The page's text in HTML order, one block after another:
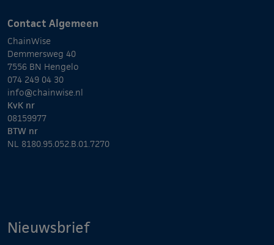
Contact Algemeen
ChainWise
Demmersweg 40
7556 BN Hengelo
074 249 04 30
info@chainwise.nl
KvK nr
08159977
BTW nr
NL 8180.95.052.B.01.7270
Nieuwsbrief